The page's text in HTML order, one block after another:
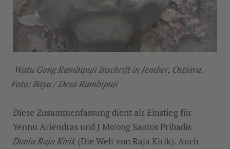
Watu Gong Rambipuji Inschrift in Jember, Ostjava.
Foto: Bayu / Desa Rambipuji
Diese Zusammenfassung dient als Einstieg für
Yennu Ariendras und J Mo’ong Santos Pribadis
Dunia Raja Kirik(Die Welt von Raja Kirik). Auch